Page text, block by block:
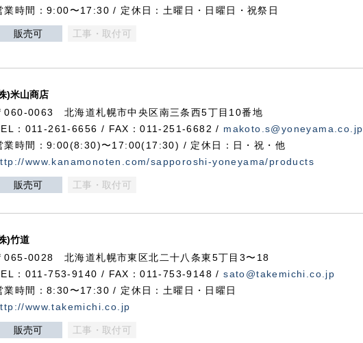
業時間：9:00〜17:30 / 定休日：土曜日・日曜日・祝祭日
販売可 工事・取付可
)米山商店
060-0063 北海道札幌市中央区南三条西5丁目10番地
：011-261-6656 / FAX：011-251-6682 / makoto.s@yoneyama.co.jp
業時間：9:00(8:30)〜17:00(17:30) / 定休日：日・祝・他
www.kanamonoten.com/sapporoshi-yoneyama/products
販売可 工事・取付可
)竹道
065-0028 北海道札幌市東区北二十八条東5丁目3〜18
：011-753-9140 / FAX：011-753-9148 /sato@takemichi.co.jp
業時間：8:30〜17:30 / 定休日：土曜日・日曜日
www.takemichi.co.jp
販売可 工事・取付可